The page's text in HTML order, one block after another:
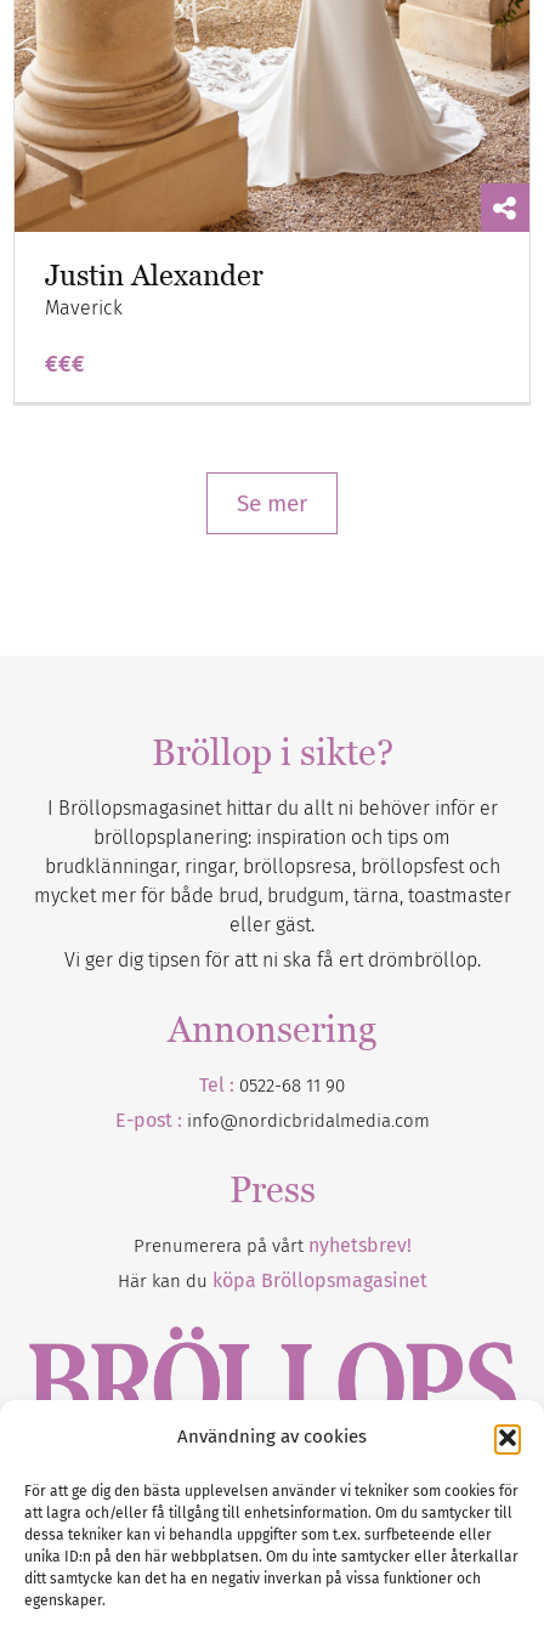
Användning av cookies
För att ge dig den bästa upplevelsen använder vi tekniker som cookies för
att lagra och/eller få tillgång till enhetsinformation. Om du samtycker till
dessa tekniker kan vi behandla uppgifter som t.ex. surfbeteende eller
unika ID:n på den här webbplatsen. Om du inte samtycker eller återkallar
ditt samtycke kan det ha en negativ inverkan på vissa funktioner och
egenskaper.
Justin Alexander
Maverick
€€€
Se mer
Bröllop i sikte?
I Bröllopsmagasinet hittar du allt ni behöver inför er
bröllopsplanering: inspiration och tips om
brudklänningar, ringar, bröllopsresa, bröllopsfest och
mycket mer för både brud, brudgum, tärna, toastmaster
eller gäst.
Vi ger dig tipsen för att ni ska få ert drömbröllop.
Annonsering
Tel : 0522-68 11 90
E-post : info@nordicbridalmedia.com
Press
Prenumerera på vårt nyhetsbrev!
Här kan du köpa Bröllopsmagasinet
Gustaf Mattssons väg 2, 451 50 Uddevalla
Tel :0522-68 11 90
E-post:info@nordicbridalmedia.com